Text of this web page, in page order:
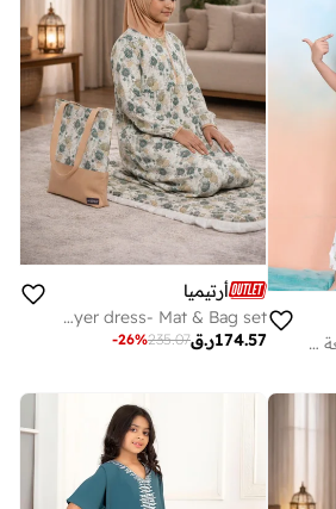
طقم بيجاما قطعتين بطبعة زهور للبنات
أرتيميا
Cream Printed Girls Prayer dress- Mat & Bag set
ر.ق174.57
235.07
-26%